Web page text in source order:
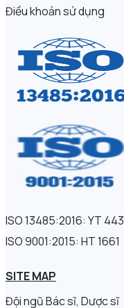
Điều khoản sử dụng
ISO 13485:2016: YT 443
ISO 9001:2015: HT 1661
SITE MAP
Đội ngũ Bác sĩ, Dược sĩ